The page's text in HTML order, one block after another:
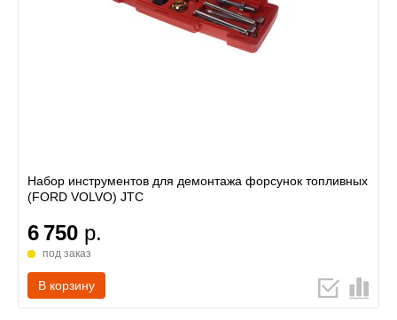
Набор инструментов для демонтажа форсунок топливных
(FORD VOLVO) JTC
6 750 р.
под заказ
В корзину